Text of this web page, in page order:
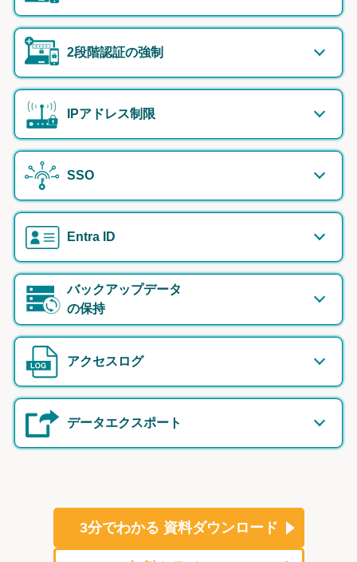
2段階認証の強制
IPアドレス制限
SSO
Entra ID
バックアップデータ
の保持
アクセスログ
データエクスポート
3分でわかる 資料ダウンロード